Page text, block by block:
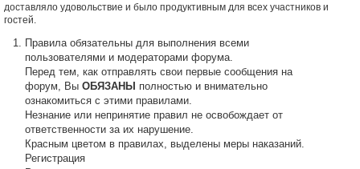
доставляло удовольствие и было продуктивным для всех участников и
гостей.
Правила обязательны для выполнения всеми
пользователями и модераторами форума.
Перед тем, как отправлять свои первые сообщения на
форум, ВыОБЯЗАНЫ полностью и внимательно
ознакомиться с этими правилами.
Незнание или непринятие правил не освобождает от
ответственности за их нарушение.
Красным цветом в правилах, выделены меры наказаний.
Регистрация